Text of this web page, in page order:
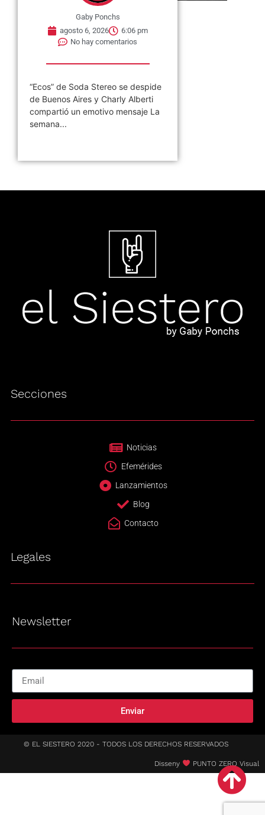
Gaby Ponchs
agosto 6, 2026
6:06 pm
No hay comentarios
“Ecos” de Soda Stereo se despide
de Buenos Aires y Charly Alberti
compartió un emotivo mensaje La
semana...
Secciones
Noticias
Efemérides
Lanzamientos
Blog
Contacto
Legales
Newsletter
Enviar
© EL SIESTERO 2020 - TODOS LOS DERECHOS RESERVADOS
Disseny PUNTO ZERO Visual